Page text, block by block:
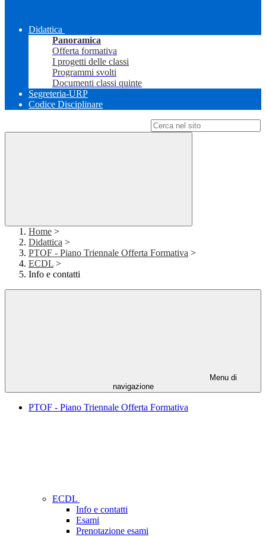
Didattica
Panoramica
Offerta formativa
I progetti delle classi
Programmi svolti
Documenti classi quinte
Segreteria-URP
Codice Disciplinare
Home >
Didattica >
PTOF - Piano Triennale Offerta Formativa >
ECDL >
Info e contatti
Menu di
navigazione
PTOF - Piano Triennale Offerta Formativa
ECDL
Info e contatti
Esami
Prenotazione esami